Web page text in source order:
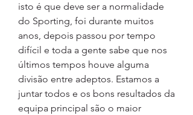
isto é que deve ser a normalidade
do Sporting, foi durante muitos
anos, depois passou por tempo
difícil e toda a gente sabe que nos
últimos tempos houve alguma
divisão entre adeptos. Estamos a
juntar todos e os bons resultados da
equipa principal são o maior